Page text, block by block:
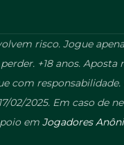
risco. Jogue
+18 anos. Aposta
com
02/2025. Em caso de
em Jogadores